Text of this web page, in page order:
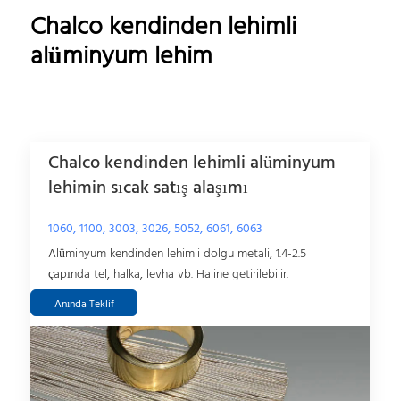
Chalco kendinden lehimli
alüminyum lehim
Chalco kendinden lehimli alüminyum
lehimin sıcak satış alaşımı
1060, 1100, 3003, 3026, 5052, 6061, 6063
Alüminyum kendinden lehimli dolgu metali, 1.4-2.5
çapında tel, halka, levha vb. Haline getirilebilir.
Anında Teklif